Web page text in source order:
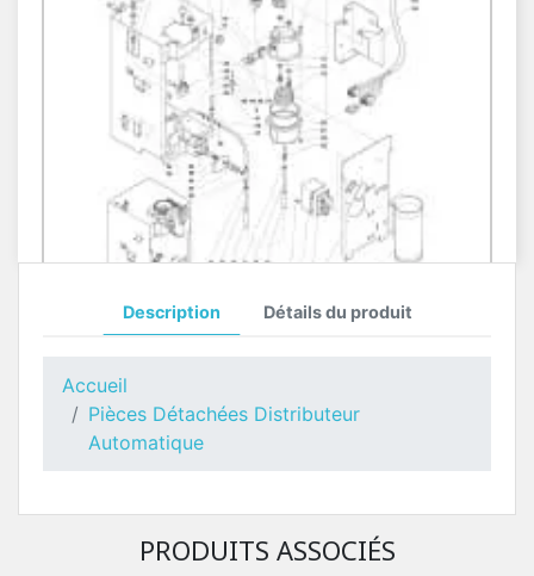
Description Détails du produit
Accueil
Pièces Détachées Distributeur
Automatique
PRODUITS ASSOCIÉS